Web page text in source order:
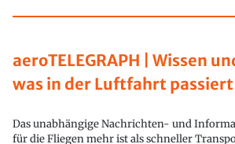
aeroTELEGRAPH | Wissen
was in der Luftfahrt passiert
Das unabhängige Nachrichten- und
für die Fliegen mehr ist als schneller